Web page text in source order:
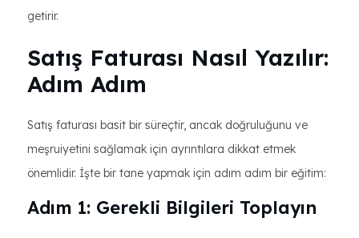
getirir.
Satış Faturası Nasıl Yazılır:
Adım Adım
Satış faturası basit bir süreçtir, ancak doğruluğunu ve
meşruiyetini sağlamak için ayrıntılara dikkat etmek
önemlidir. İşte bir tane yapmak için adım adım bir eğitim:
Adım 1: Gerekli Bilgileri Toplayın